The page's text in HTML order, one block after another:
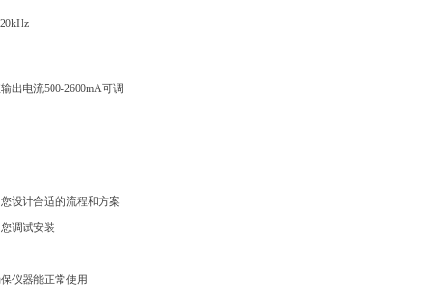
出电流500-2600mA可调
设计合适的流程和方案
调试安装
仪器能正常使用